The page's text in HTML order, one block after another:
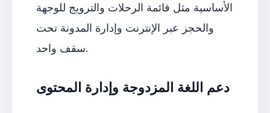
الأساسية مثل قائمة الرحلات والترويج للوجهة
والحجز عبر الإنترنت وإدارة المدونة تحت
سقف واحد.
دعم اللغة المزدوجة وإدارة المحتوى